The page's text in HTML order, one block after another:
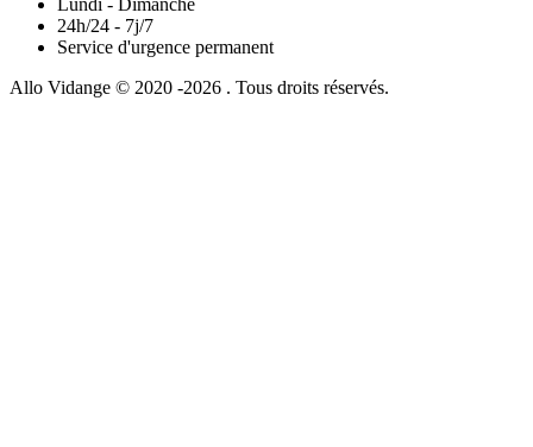
24h/24 - 7j/7
Service d'urgence permanent
Allo Vidange © 2020 -2026 . Tous droits réservés.